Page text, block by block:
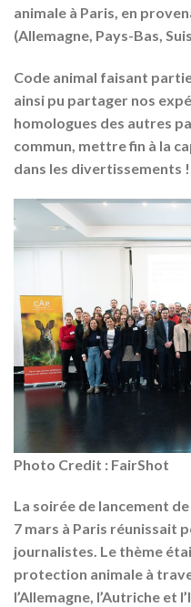
animale à Paris, en
(Allemagne, Pays-Bas,
Code animal faisant
ainsi pu partager nos
homologues des autres
commun, mettre fin à la
dans les divertissements !
Photo Credit : FairShot
La soirée de lancement
7 mars à Paris réunissait
journalistes. Le thème
protection animale à
l’Allemagne, l’Autriche et